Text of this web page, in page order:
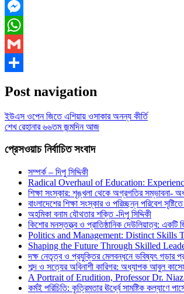
Facebook
Messenger
WhatsApp
Gmail
Post navigation
ইউএস ওপেন জিতে এশিয়ায় ওসাকার অনন্য কীর্তি
শেখ রেহানার ৬৬তম জন্মদিন আজ
প্রেসওয়াচ নির্বাচিত সংবাদ
সম্পর্ক – দিপু সিদ্দিকী
Radical Overhaul of Education:
শিক্ষা সংস্কার: শৃঙ্খলা থেকে অগ্রগতির সম্ভাবনা-
বাংলাদেশের শিক্ষা সংস্কার ও পরিচ্ছন্ন পরিবেশ
অহমিকা বনাম যৌথতার শক্তি -দিপু সিদ্দিকী
কিশোর মনস্তত্ত্ব ও প্রাতিষ্ঠানিক দেউলিয়াত্ব: একটি
Politics and Management: Distinct Skills
Shaping the Future Through Skilled
দক্ষ নেতৃত্ব ও প্রযুক্তির মেলবন্ধনে ভবিষ্যৎ গড়ার
শব্দ ও সত্যের অবিনাশী কারিগর: অধ্যাপক আবুল
A Portrait of Erudition, Professor Dr.
কর্মই পরিচিতি: কৃত্রিমতার ঊর্ধ্বে সামষ্টিক কল্যাণে